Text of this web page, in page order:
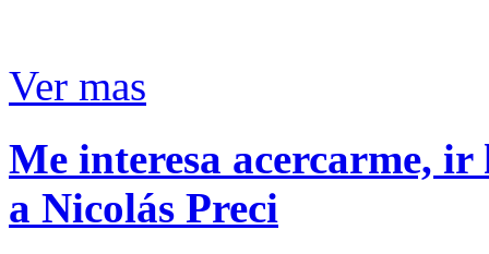
Ver mas
Me interesa acercarme,
a Nicolás Preci